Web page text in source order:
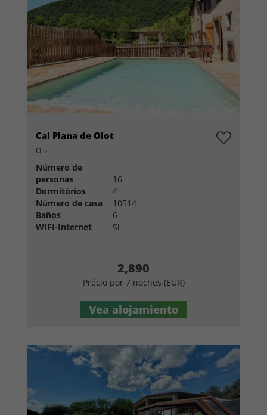
Cal Plana de Olot
Olot
Número de
personas
16
Dormitórios
4
Número de casa
10514
Baños
6
WIFI-Internet
Si
2,890
Précio por 7 noches (EUR)
Vea alojamiento